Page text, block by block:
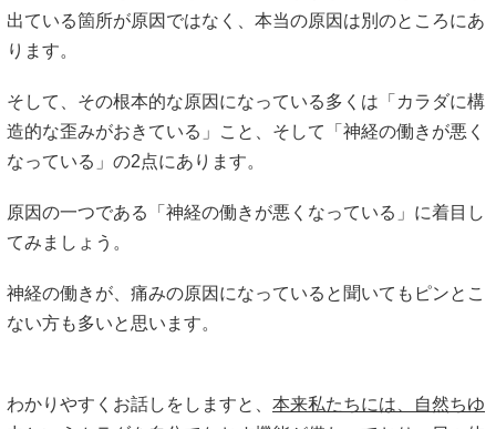
出ている箇所が原因ではなく、本当の原因は別のところにあ
ります。
そして、その根本的な原因になっている多くは「カラダに構
造的な歪みがおきている」こと、そして「神経の働きが悪く
なっている」の2点にあります。
原因の一つである「神経の働きが悪くなっている」に着目し
てみましょう。
神経の働きが、痛みの原因になっていると聞いてもピンとこ
ない方も多いと思います。
わかりやすくお話しをしますと、 本来私たちには、自然ちゆ